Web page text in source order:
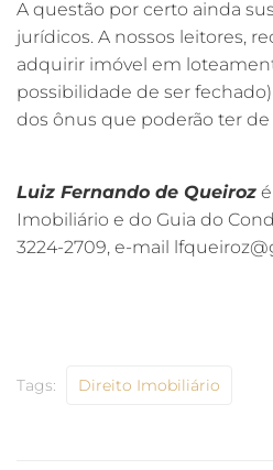
A questão por certo ainda
jurídicos. A nossos leitores,
adquirir imóvel em
possibilidade de ser
dos ônus que poderão ter de
Luiz Fernando de Queiroz
Imobiliário e do Guia do
3224-2709, e-mail
Tags: Direito Imobiliário